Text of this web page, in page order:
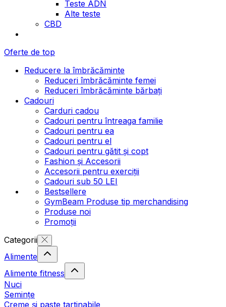
Teste ADN
Alte teste
CBD
Oferte de top
Reducere la îmbrăcăminte
Reduceri îmbrăcăminte femei
Reduceri îmbrăcăminte bărbați
Cadouri
Carduri cadou
Cadouri pentru întreaga familie
Cadouri pentru ea
Cadouri pentru el
Cadouri pentru gătit și copt
Fashion și Accesorii
Accesorii pentru exerciții
Cadouri sub 50 LEI
Bestsellere
GymBeam Produse tip merchandising
Produse noi
Promoții
Categorii
Alimente
Alimente fitness
Nuci
Semințe
Creme și paste tartinabile